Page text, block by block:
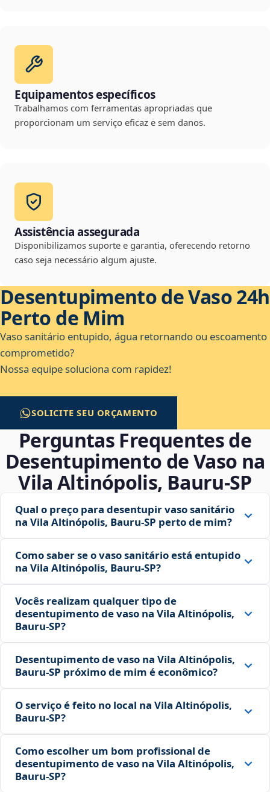
Equipamentos específicos
Trabalhamos com ferramentas apropriadas que
proporcionam um serviço eficaz e sem danos.
Assistência assegurada
Disponibilizamos suporte e garantia, oferecendo retorno
caso seja necessário algum ajuste.
Desentupimento de Vaso 24h
Perto de Mim
Vaso sanitário entupido, água retornando ou escoamento
comprometido?
Nossa equipe soluciona com rapidez!
SOLICITE SEU ORÇAMENTO
Perguntas Frequentes de
Desentupimento de Vaso na
Vila Altinópolis, Bauru‑SP
Qual o preço para desentupir vaso sanitário
na Vila Altinópolis, Bauru‑SP perto de mim?
Como saber se o vaso sanitário está entupido
na Vila Altinópolis, Bauru‑SP?
Vocês realizam qualquer tipo de
desentupimento de vaso na Vila Altinópolis,
Bauru‑SP?
Desentupimento de vaso na Vila Altinópolis,
Bauru‑SP próximo de mim é econômico?
O serviço é feito no local na Vila Altinópolis,
Bauru‑SP?
Como escolher um bom profissional de
desentupimento de vaso na Vila Altinópolis,
Bauru‑SP?